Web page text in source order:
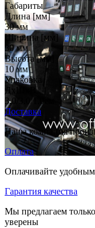
Габариты
Длина [мм]
30мм
Ширина [мм]
30мм
Высота [мм]
10мм
Упаковка
ДхШхВ
3.0/3.0/1.0
Доставка
Наша компания
Оплата
Оплачивайте
Гарантия качества
Мы предлагаем
уверены